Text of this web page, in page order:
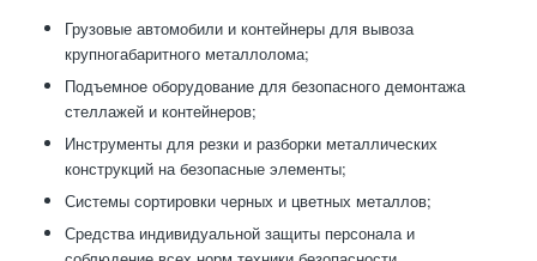
Грузовые автомобили и контейнеры для вывоза
крупногабаритного металлолома;
Подъемное оборудование для безопасного демонтажа
стеллажей и контейнеров;
Инструменты для резки и разборки металлических
конструкций на безопасные элементы;
Системы сортировки черных и цветных металлов;
Средства индивидуальной защиты персонала и